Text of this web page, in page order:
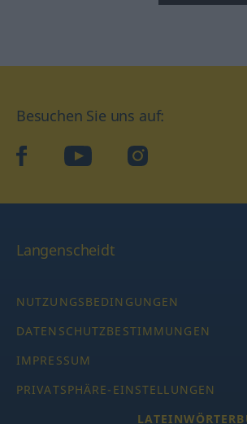
Besuchen Sie uns auf:
facebookYouTube Instagram
Langenscheidt
NUTZUNGSBEDINGUNGEN
DATENSCHUTZBESTIMMUNGEN
IMPRESSUM
PRIVATSPHÄRE-EINSTELLUNGEN